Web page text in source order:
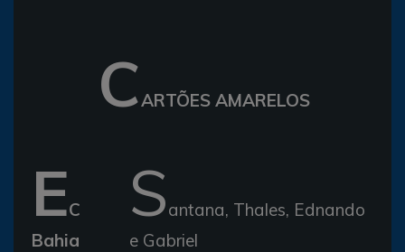
CARTÕES AMARELOS
EC
Bahia
Santana, Thales, Ednando
e Gabriel